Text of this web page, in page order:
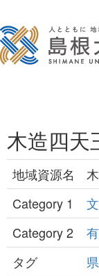
木造四天
地域資源名
Category 1
Category 2
タグ